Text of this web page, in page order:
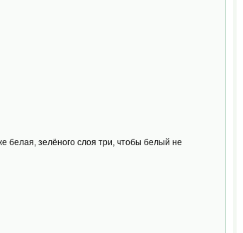
белая, зелёного слоя три, чтобы белый не